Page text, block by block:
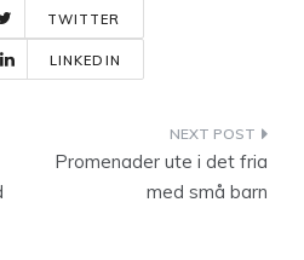
TWITTER
LINKEDIN
Promenader ute i det fria
med små barn